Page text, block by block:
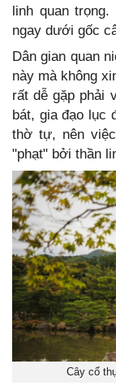
linh quan
ngay dưới gốc
Dân gian quan
này mà không
rất dễ gặp phải
bát, gia đạo lục
thờ tự, nên
"phạt" bởi thần
Cây cổ